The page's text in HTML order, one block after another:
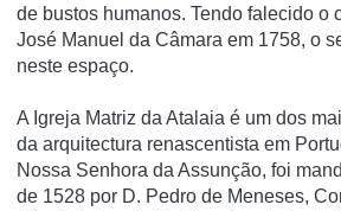
de bustos humanos. Tendo falecido o
José Manuel da Câmara em 1758, o
neste espaço.
A Igreja Matriz da Atalaia é um dos
da arquitectura renascentista em
Nossa Senhora da Assunção, foi
de 1528 por D. Pedro de Meneses,